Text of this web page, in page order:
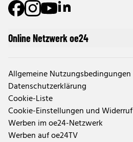
Online Netzwerk oe24
Allgemeine Nutzungsbedingungen
Datenschutzerklärung
Cookie-Liste
Cookie-Einstellungen und Widerruf
Werben im oe24-Netzwerk
Werben auf oe24TV